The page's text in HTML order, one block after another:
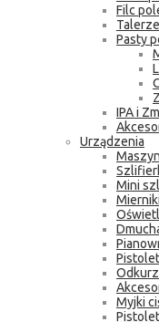
Filc
Pasty
IPA i
Urządzenia
Mini
Myjki